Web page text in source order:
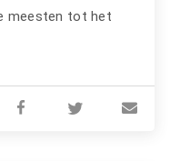
meesten tot het